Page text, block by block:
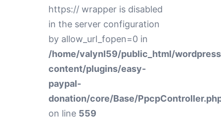
https:// wrapper is disabled
in the server configuration
by allow_url_fopen=0 in
/home/valynl59/public_html/
content/plugins/easy-
paypal-
donation/core/Base/
on line 559